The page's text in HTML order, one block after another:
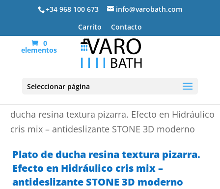
+34 968 100 673
info@varobath.com
Carrito
Contacto
0
elementos
Seleccionar página
ducha resina textura pizarra. Efecto en Hidráulico
cris mix – antideslizante STONE 3D moderno
Plato de ducha resina textura pizarra.
Efecto en Hidráulico cris mix –
antideslizante STONE 3D moderno